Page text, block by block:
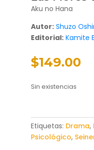
Aku no Hana
Autor: Shuzo
Editorial: Kamite
$149.00
Sin existencias
Etiquetas: Drama,
Psicológico,